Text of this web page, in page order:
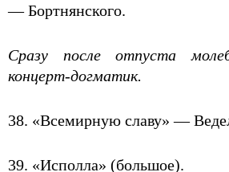
— Бортнянского.
Сразу после отпуста
концерт-догматик.
38. «Всемирную славу» —
39. «Исполла» (большое).